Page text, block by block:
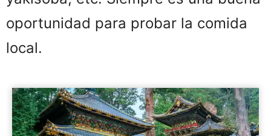
oportunidad para probar la comida
local.